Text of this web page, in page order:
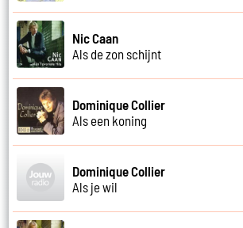
Nic Caan
Als de zon schijnt
Dominique Collier
Als een koning
Dominique Collier
Als je wil